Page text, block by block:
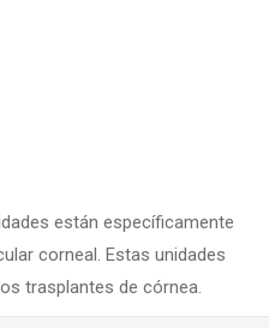
están específicamente
corneal. Estas unidades
trasplantes de córnea.